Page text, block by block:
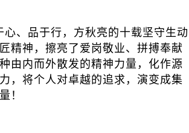
心、品于行，方秋亮的十载坚守生动
精神，擦亮了爱岗敬业、拼搏奉献
由内而外散发的精神力量，化作源
，将个人对卓越的追求，演变成集
！